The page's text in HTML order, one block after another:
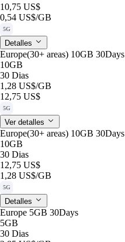
10,75 US$
0,54 US$/GB
5G
Detalles
Europe(30+ areas) 10GB 30Days
10GB
30 Dias
1,28 US$/GB
12,75 US$
5G
Ver detalles
Europe(30+ areas) 10GB 30Days
10GB
30 Dias
12,75 US$
1,28 US$/GB
5G
Detalles
Europe 5GB 30Days
5GB
30 Dias